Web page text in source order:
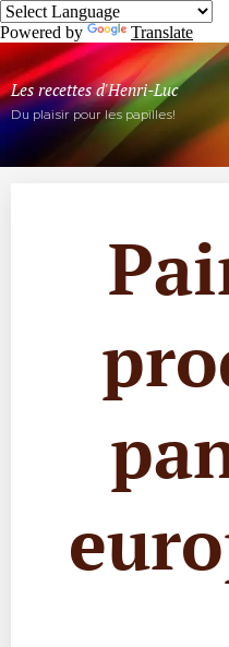
Powered by Translate
Les recettes d'Henri-Luc
Du plaisir pour les papilles!